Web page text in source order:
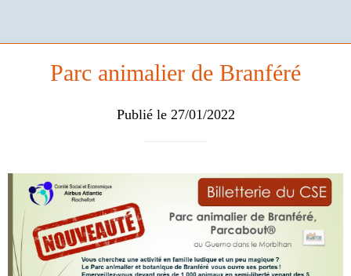
Parc animalier de Branféré
Publié le 27/01/2022